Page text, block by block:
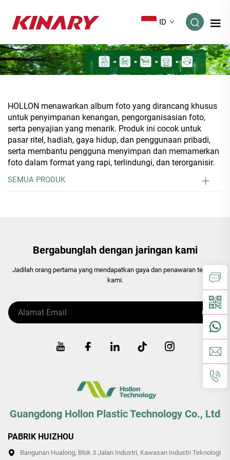
ID
HOLLON menawarkan album foto yang dirancang khusus
untuk penyimpanan kenangan, pengorganisasian foto,
serta penyajian yang menarik. Produk ini cocok untuk
pasar ritel, hadiah, gaya hidup, dan penggunaan pribadi,
serta membantu pengguna menyimpan dan memamerkan
foto dalam format yang rapi, terlindungi, dan terorganisir.
SEMUA PRODUK
Bergabunglah dengan jaringan kami
Jadilah orang pertama yang mendapatkan gaya dan penawaran terbaru
kami.
Guangdong Hollon Plastic Technology Co., Ltd
PABRIK HUIZHOU
Bangunan Hualong, Blok 3 Jalan Industri, Kawasan Industri Teknologi